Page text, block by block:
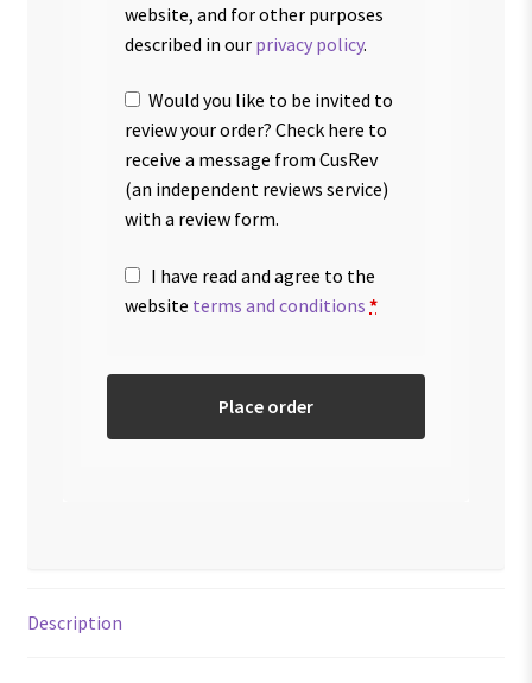
website, and for other purposes
described in our privacy policy.
Would you like to be invited to
review your order? Check here to
receive a message from CusRev
(an independent reviews service)
with a review form.
I have read and agree to the
website terms and conditions *
Place order
Description